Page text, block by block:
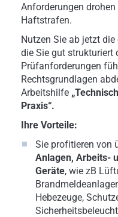
Anforderungen
Haftstrafen.
Nutzen Sie ab jetzt
die Sie gut strukturiert
Prüfanforderungen
Rechtsgrundlagen
Arbeitshilfe
Praxis“.
Ihre Vorteile:
Sie profitieren von
Anlagen, Arbeits-
Geräte, wie zB
Hebezeuge,